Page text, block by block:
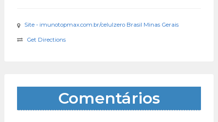
Site - imunotopmax.com.br/celulzero Brasil Minas Gerais
Get Directions
Comentários